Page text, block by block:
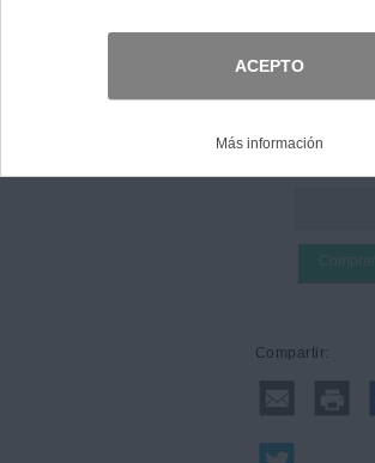
Comprar
Compartir: